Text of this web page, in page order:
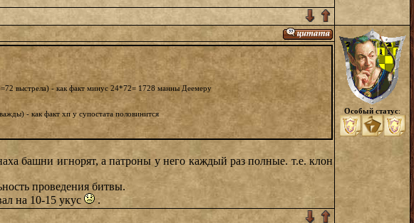
выстрела) - как факт минус 24*72= 1728 манны Деемеру
- как факт хп у супостата половинится
башни игнорят, а патроны у него каждый раз полные. т.е. клон
проведения битвы.
на 10-15 укус
.
Особый статус: